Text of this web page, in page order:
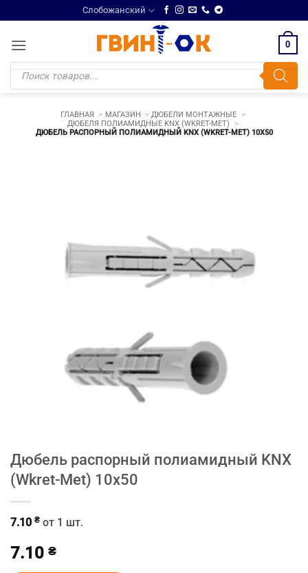
to
content
Слобожанский
0
Поиск
товаров
ГЛАВНАЯ МАГАЗИН
ДЮБЕЛИ МОНТАЖНЫЕ
ДЮБЕЛЯ ПОЛИАМИДНЫЕ KNX (WKRET-MET)
ДЮБЕЛЬ РАСПОРНЫЙ ПОЛИАМИДНЫЙ KNX (WKRET-MET) 10Х50
Дюбель распорный полиамидный KNX
(Wkret-Met) 10х50
7.10 ₴ от 1 шт.
7.10 ₴